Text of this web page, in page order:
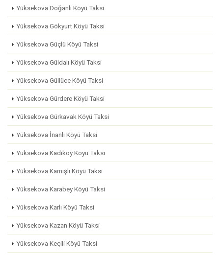
Yüksekova Doğanlı Köyü Taksi
Yüksekova Gökyurt Köyü Taksi
Yüksekova Güçlü Köyü Taksi
Yüksekova Güldalı Köyü Taksi
Yüksekova Güllüce Köyü Taksi
Yüksekova Gürdere Köyü Taksi
Yüksekova Gürkavak Köyü Taksi
Yüksekova İnanlı Köyü Taksi
Yüksekova Kadıköy Köyü Taksi
Yüksekova Kamışlı Köyü Taksi
Yüksekova Karabey Köyü Taksi
Yüksekova Karlı Köyü Taksi
Yüksekova Kazan Köyü Taksi
Yüksekova Keçili Köyü Taksi